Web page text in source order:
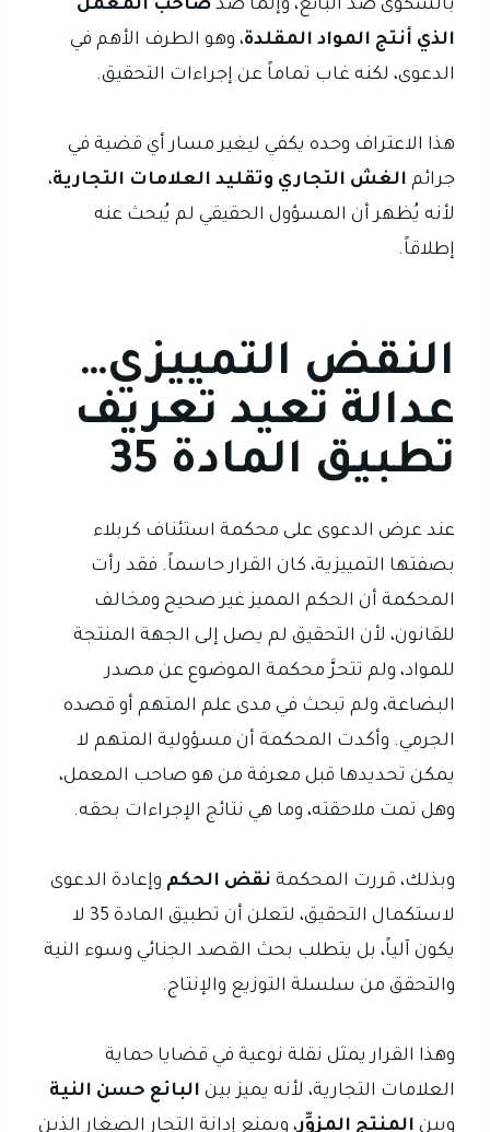
بالشكوى ضد البائع، وإنما ضد صاحب المعمل
الذي أنتج المواد المقلدة، وهو الطرف الأهم في
الدعوى، لكنه غاب تماماً عن إجراءات التحقيق.
هذا الاعتراف وحده يكفي ليغير مسار أي قضية في
جرائم الغش التجاري وتقليد العلامات التجارية،
لأنه يُظهر أن المسؤول الحقيقي لم يُبحث عنه
إطلاقاً.
النقض التمييزي…
عدالة تعيد تعريف
تطبيق المادة 35
عند عرض الدعوى على محكمة استئناف كربلاء
بصفتها التمييزية، كان القرار حاسماً. فقد رأت
المحكمة أن الحكم المميز غير صحيح ومخالف
للقانون، لأن التحقيق لم يصل إلى الجهة المنتجة
للمواد، ولم تتحرَّ محكمة الموضوع عن مصدر
البضاعة، ولم تبحث في مدى علم المتهم أو قصده
الجرمي. وأكدت المحكمة أن مسؤولية المتهم لا
يمكن تحديدها قبل معرفة من هو صاحب المعمل،
وهل تمت ملاحقته، وما هي نتائج الإجراءات بحقه.
وبذلك، قررت المحكمة نقض الحكم وإعادة الدعوى
لاستكمال التحقيق، لتعلن أن تطبيق المادة 35 لا
يكون آلياً، بل يتطلب بحث القصد الجنائي وسوء النية
والتحقق من سلسلة التوزيع والإنتاج.
وهذا القرار يمثل نقلة نوعية في قضايا حماية
العلامات التجارية، لأنه يميز بين البائع حسن النية
وبين المنتج المزوِّر، ويمنع إدانة التجار الصغار الذين